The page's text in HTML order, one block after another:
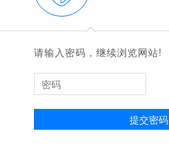
◆
◆
请输入密码，继续浏览网站!
提交密码